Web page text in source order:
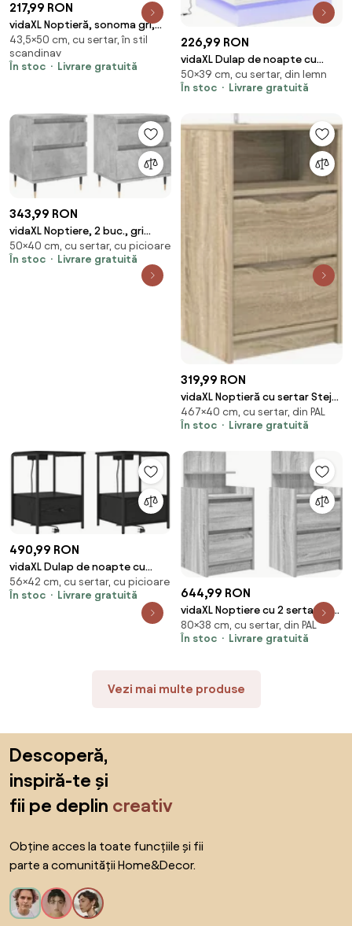
217,99 RON
vidaXL Noptieră, sonoma gri,
50x39x43,5 cm, lemn prelucrat
43,5×50 cm, cu sertar, în stil
scandinav
În stoc
Livrare gratuită
226,99 RON
vidaXL Dulap de noapte cu
sertar Alb 39 x 34,5 x 50 cm
Lemn compozit
50×39 cm, cu sertar, din lemn
În stoc
Livrare gratuită
343,99 RON
vidaXL Noptiere, 2 buc., gri
beton, 40x35x50 cm, lemn
compozit
50×40 cm, cu sertar, cu picioare
În stoc
Livrare gratuită
319,99 RON
vidaXL Noptieră cu sertar Stejar
Sonoma 40 x 30 x 467 cm Lemn
compozit
467×40 cm, cu sertar, din PAL
În stoc
Livrare gratuită
490,99 RON
vidaXL Dulap de noapte cu
sertar 2 pcs Stejar Negru 42 x
41 x 56 cm
56×42 cm, cu sertar, cu picioare
În stoc
Livrare gratuită 644,99 RON
vidaXL Noptiere cu 2 sertare 2
buc Gri Sonoma 38x34x80 cm
80×38 cm, cu sertar, din PAL
În stoc
Livrare gratuită
Vezi mai multe produse
Descoperă,
inspiră-te și
fii pe deplin creativ
Obține acces la toate funcțiile și fii
parte a comunității Home&Decor.